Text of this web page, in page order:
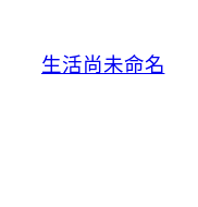
生活尚未命名